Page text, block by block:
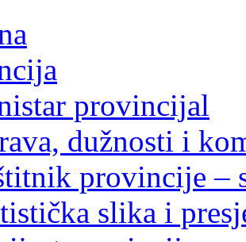
provincijal
dužnosti i
provincije –
slika i